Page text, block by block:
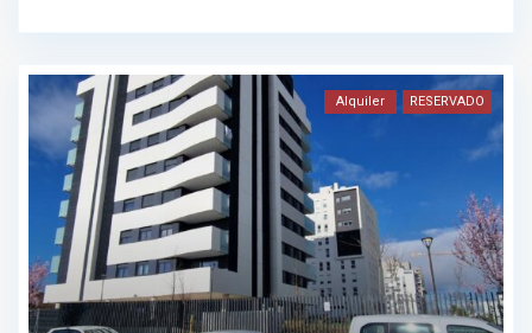
Alquiler RESERVADO